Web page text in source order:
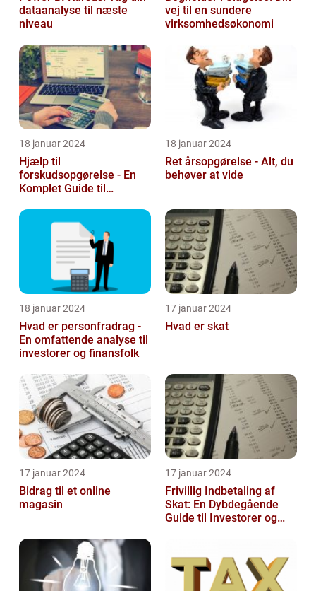
dataanalyse til næste
niveau
vej til en sundere
virksomhedsøkonomi
18 januar 2024
Hjælp til
forskudsopgørelse - En
Komplet Guide til
18 januar 2024
Ret årsopgørelse - Alt, du
behøver at vide
18 januar 2024
Hvad er personfradrag -
En omfattende analyse til
investorer og finansfolk
17 januar 2024
Hvad er skat
17 januar 2024
Bidrag til et online
magasin
17 januar 2024
Frivillig Indbetaling af
Skat: En Dybdegående
Guide til Investorer og